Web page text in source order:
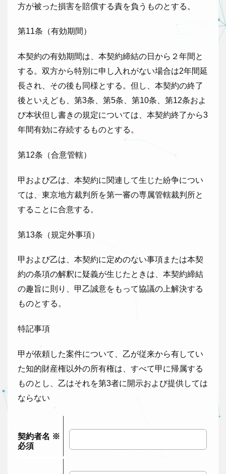
方が被った損害を賠償する責を負うものとする。
第11条（有効期間）
本契約の有効期間は、本契約締結の日から２年間と
する。双方から特別に申し入れがない場合は2年間延
長され、その後も同様とする。但し、本契約の終了
後といえども、第3条、第5条、第10条、第12条およ
び本状但し書きの規定については、本契約終了から3
年間有効に存続するものとする。
第12条（合意管轄）
甲および乙は、本契約に関連して生じた紛争につい
ては、東京地方裁判所を第一審の専属管轄裁判所と
することに合意する。
第13条（規定外事項）
甲および乙は、本契約に定めのない事項または本契
約の条項の解釈に疑義が生じたときは、本契約締結
の趣旨に則り、甲乙誠意をもって協議の上解決する
ものとする。
特記事項
甲が依頼した案件について、乙が従来から有してい
た知的財産権以外の所有権は、すべて甲に帰属する
ものとし、乙はそれを第3者に開示および提供しては
ならない
契約者名 ※
必須